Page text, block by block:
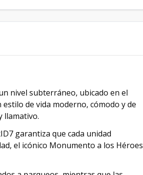
nivel subterráneo, ubicado en el
de vida moderno, cómodo y de
llamativo.
garantiza que cada unidad
el icónico Monumento a los Héroes